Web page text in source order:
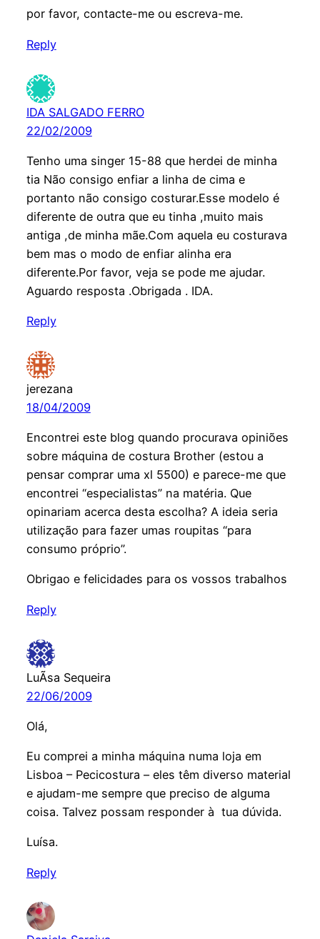
por favor, contacte-me ou escreva-me.
Reply
IDA SALGADO FERRO
22/02/2009
Tenho uma singer 15-88 que herdei de minha
tia Não consigo enfiar a linha de cima e
portanto não consigo costurar.Esse modelo é
diferente de outra que eu tinha ,muito mais
antiga ,de minha mãe.Com aquela eu costurava
bem mas o modo de enfiar alinha era
diferente.Por favor, veja se pode me ajudar.
Aguardo resposta .Obrigada . IDA.
Reply
jerezana
18/04/2009
Encontrei este blog quando procurava opiniões
sobre máquina de costura Brother (estou a
pensar comprar uma xl 5500) e parece-me que
encontrei “especialistas” na matéria. Que
opinariam acerca desta escolha? A ideia seria
utilização para fazer umas roupitas “para
consumo próprio”.
Obrigao e felicidades para os vossos trabalhos
Reply
LuÃ­sa Sequeira
22/06/2009
Olá,
Eu comprei a minha máquina numa loja em
Lisboa – Pecicostura – eles têm diverso material
e ajudam-me sempre que preciso de alguma
coisa. Talvez possam responder à tua dúvida.
Luísa.
Reply